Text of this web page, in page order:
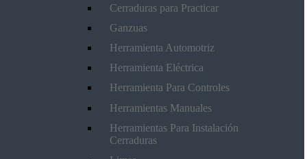
Cerraduras para Practicar
Ganzuas
Herramienta Automotriz
Herramienta Eléctrica
Herramienta Para Controles
Herramientas Manuales
Herramientas Para Instalación
Cerraduras